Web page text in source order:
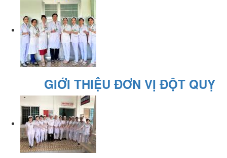
GIỚI THIỆU ĐƠN VỊ ĐỘT QUỴ